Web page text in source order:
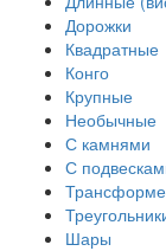
Дорожки
Квадратные
Конго
Крупные
Необычные
С камнями
С
Шары